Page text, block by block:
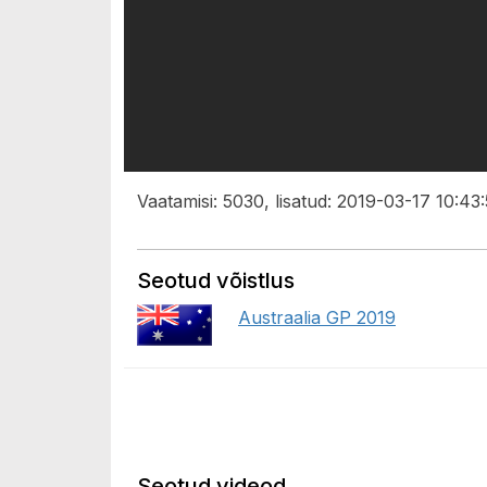
Vaatamisi: 5030, lisatud: 2019-03-17
Seotud võistlus
Austraalia GP 2019